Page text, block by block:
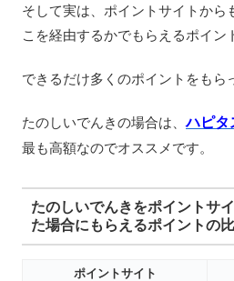
そして実は、ポイントサイトから
こを経由するかでもらえるポイン
できるだけ多くのポイントをもら
たのしいでんきの場合は、ハピタ
最も高額なのでオススメです。
たのしいでんきをポイントサ
た場合にもらえるポイントの
ポイントサイト